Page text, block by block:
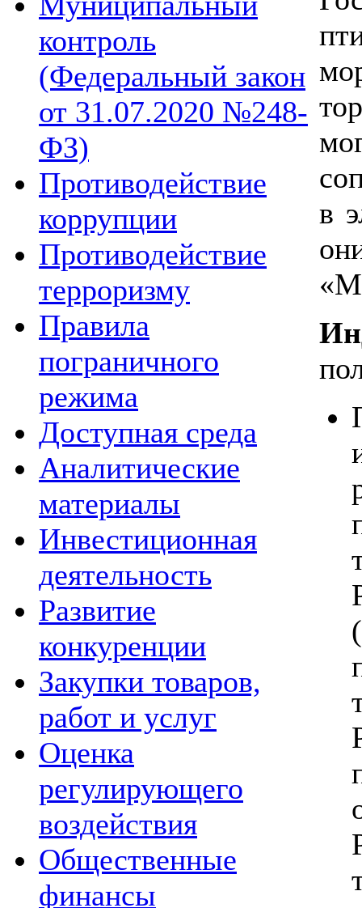
контроль
(Федеральный закон
от 31.07.2020 №248-
ФЗ)
Противодействие
коррупции
Противодействие
терроризму
Правила
пограничного
режима
Доступная среда
Аналитические
материалы
Инвестиционная
деятельность
Развитие
конкуренции
Закупки товаров,
работ и услуг
Оценка
регулирующего
воздействия
Общественные
финансы
в
(